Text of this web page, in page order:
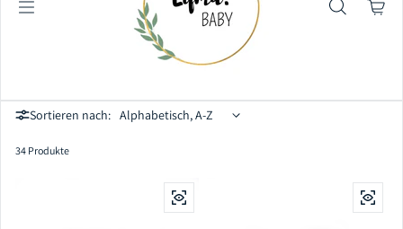
Sortieren nach:
34 Produkte